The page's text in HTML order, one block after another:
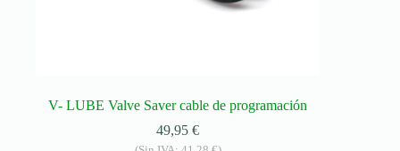
V- LUBE Valve Saver cable de programación
49,95€